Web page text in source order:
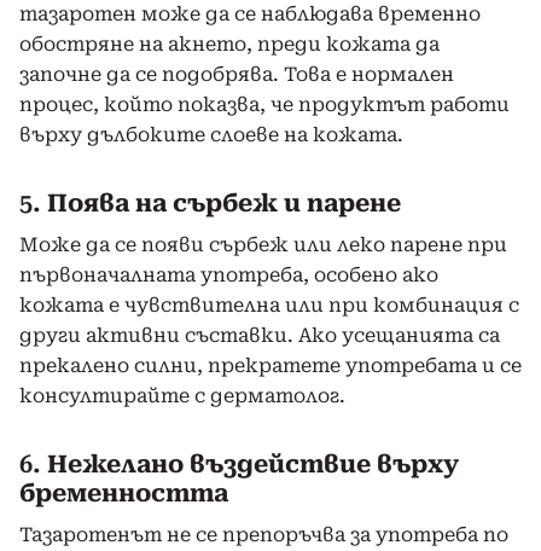
тазаротен може да се наблюдава временно
обостряне на акнето, преди кожата да
започне да се подобрява. Това е нормален
процес, който показва, че продуктът работи
върху дълбоките слоеве на кожата.
5. Поява на сърбеж и парене
Може да се появи сърбеж или леко парене при
първоначалната употреба, особено ако
кожата е чувствителна или при комбинация с
други активни съставки. Ако усещанията са
прекалено силни, прекратете употребата и се
консултирайте с дерматолог.
6. Нежелано въздействие върху
бременността
Тазаротенът не се препоръчва за употреба по